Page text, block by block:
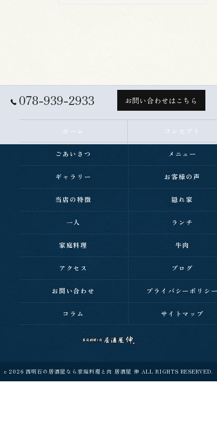
078-939-2933 お問い合わせはこちら
ホーム コンセプト
ごあいさつ メニュー
ギャラリー お客様の声
当店の特徴 隠れ家
一人 ランチ
家庭料理 牛肉
アクセス ブログ
お問い合わせ プライバシーポリシ
コラム サイトマップ
c 2026 西明石の居酒屋なら家庭料理と肉 居酒屋 伸 ALL RIGHTS RESERVED.